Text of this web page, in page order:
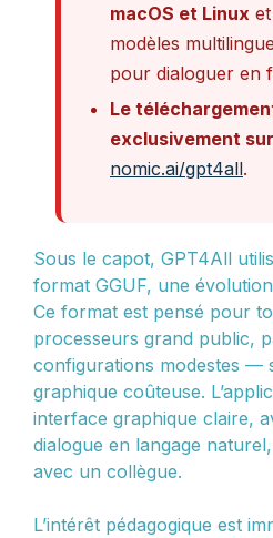
macOS et Linux
modèles
pour dialoguer en
Le
exclusivement sur
nomic.ai/gpt4all.
Sous le capot, GPT4All
format GGUF, une
Ce format est pensé pour
processeurs grand public,
configurations modestes —
graphique coûteuse.
interface graphique claire,
dialogue en langage
avec un collègue.
L’intérêt pédagogique est